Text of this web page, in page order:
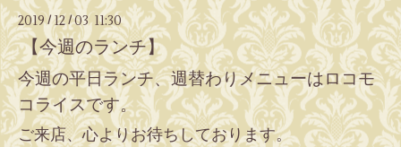
2019/12 /03 11:30
【今週のランチ】
今週の平日ランチ、週替わりメニューはロコモ
コライスです。
ご来店、心よりお待ちしております。